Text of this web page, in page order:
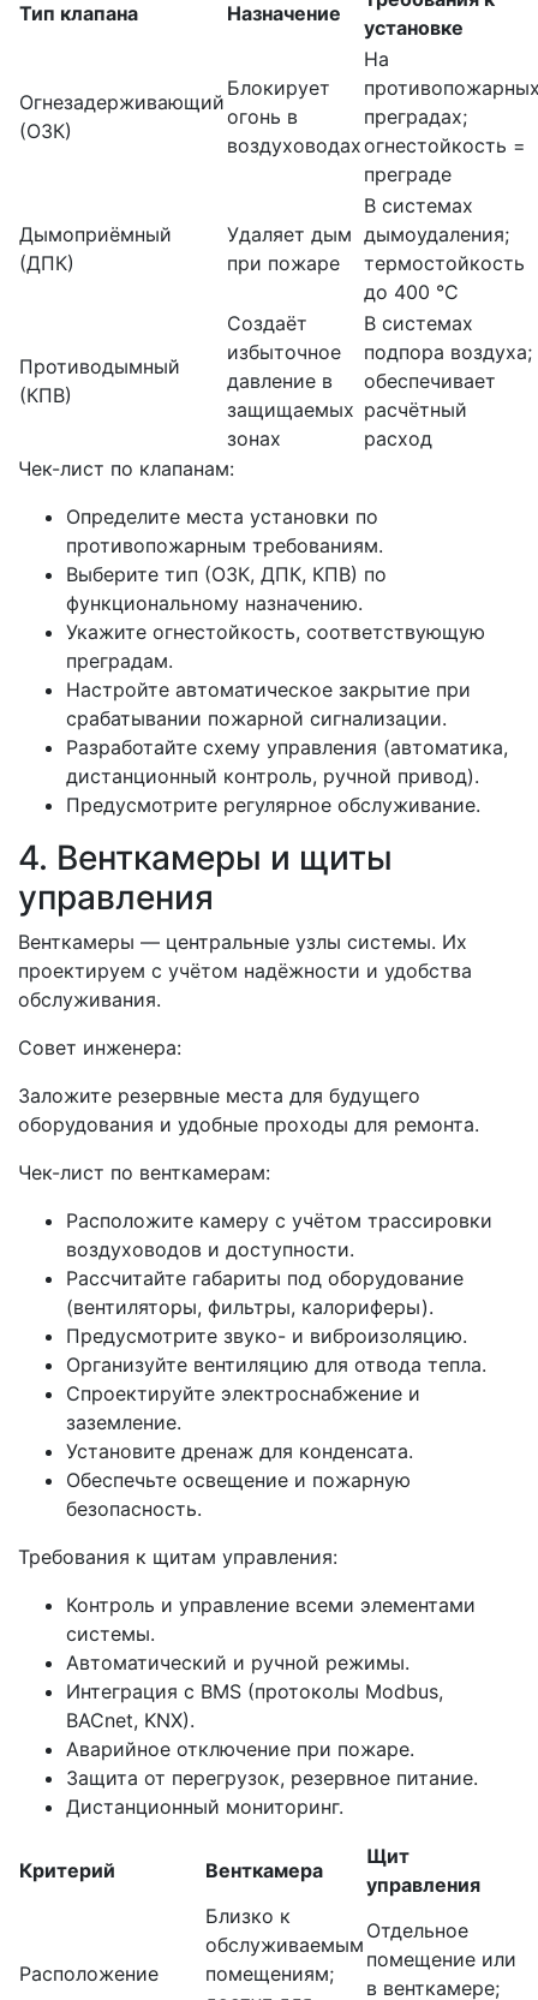
Тип клапана Назначение
установке
Огнезадерживающий
(ОЗК)
Блокирует
огонь в
воздуховодах
На
преградах;
огнестойкость =
преграде
Дымоприёмный
(ДПК)
Удаляет дым
при пожаре
В системах
дымоудаления;
термостойкость
до 400 °C
Противодымный
(КПВ)
Создаёт
избыточное
давление в
защищаемых
зонах
В системах
подпора воздуха;
обеспечивает
расчётный
расход
Чек-лист по клапанам:
Определите места установки по
противопожарным требованиям.
Выберите тип (ОЗК, ДПК, КПВ) по
функциональному назначению.
Укажите огнестойкость, соответствующую
преградам.
Настройте автоматическое закрытие при
срабатывании пожарной сигнализации.
Разработайте схему управления (автоматика,
дистанционный контроль, ручной привод).
Предусмотрите регулярное обслуживание.
4. Венткамеры и щиты
управления
Венткамеры — центральные узлы системы. Их
проектируем с учётом надёжности и удобства
обслуживания.
Совет инженера:
Заложите резервные места для будущего
оборудования и удобные проходы для ремонта.
Чек-лист по венткамерам:
Расположите камеру с учётом трассировки
воздуховодов и доступности.
Рассчитайте габариты под оборудование
(вентиляторы, фильтры, калориферы).
Предусмотрите звуко- и виброизоляцию.
Организуйте вентиляцию для отвода тепла.
Спроектируйте электроснабжение и
заземление.
Установите дренаж для конденсата.
Обеспечьте освещение и пожарную
безопасность.
Требования к щитам управления:
Контроль и управление всеми элементами
системы.
Автоматический и ручной режимы.
Интеграция с BMS (протоколы Modbus,
BACnet, KNX).
Аварийное отключение при пожаре.
Защита от перегрузок, резервное питание.
Дистанционный мониторинг.
Критерий Венткамера
Щит
управления
Расположение
Близко к
обслуживаемым
помещениям;
Отдельное
помещение или
в венткамере;